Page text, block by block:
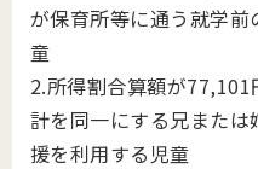
が保育所等に通う就学
童
2.所得割合算額が
計を同一にする兄また
援を利用する児童